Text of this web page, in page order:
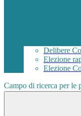
Delibere
Elezione
Elezione
Campo di ricerca per le